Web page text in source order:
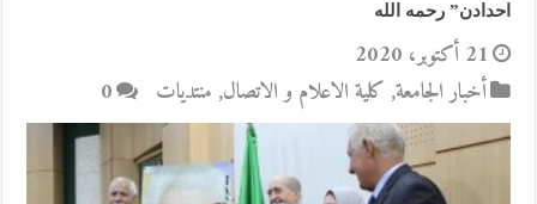
احدادن” رحمه الله
21 أكتوبر، 2020
أخبار الجامعة, كلية الاعلام و الاتصال, منتديات 0